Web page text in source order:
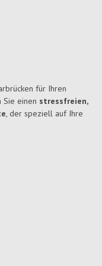
für Ihren
Sie einen stressfreien,
, der speziell auf Ihre